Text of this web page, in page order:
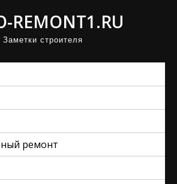
REMONT1.RU
Заметки строителя
ремонт